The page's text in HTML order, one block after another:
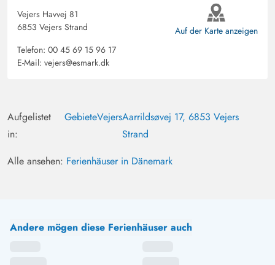
Vejers Havvej 81
6853 Vejers Strand
Telefon: 00 45 69 15 96 17
E-Mail: vejers@esmark.dk
Auf der Karte anzeigen
Aufgelistet
in:
GebieteVejersAarrildsøvej 17, 6853 Vejers
Strand
Alle ansehen: Ferienhäuser in Dänemark
Andere mögen diese Ferienhäuser auch